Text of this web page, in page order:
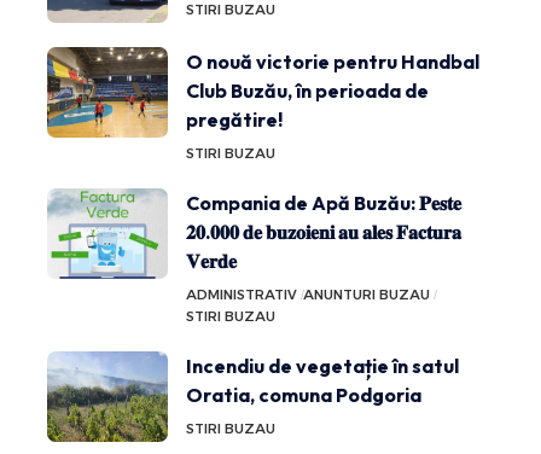
STIRI BUZAU
O nouă victorie pentru Handbal
Club Buzău, în perioada de
pregătire!
STIRI BUZAU
Compania de Apă Buzău: 𝐏𝐞𝐬𝐭𝐞
𝟐𝟎.𝟎𝟎𝟎 𝐝𝐞 𝐛𝐮𝐳𝐨𝐢𝐞𝐧𝐢 𝐚𝐮 𝐚𝐥𝐞𝐬 𝐅𝐚𝐜𝐭𝐮𝐫𝐚
𝐕𝐞𝐫𝐝𝐞
ADMINISTRATIV ANUNTURI BUZAU
STIRI BUZAU
Incendiu de vegetație în satul
Oratia, comuna Podgoria
STIRI BUZAU